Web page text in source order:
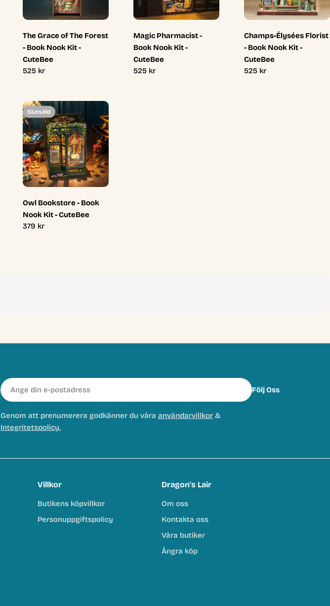
The Grace of The Forest
- Book Nook Kit -
CuteBee
Ordinarie
525 kr
Magic Pharmacist -
Book Nook Kit -
CuteBee
Ordinarie
525 kr
Champs-Élysées Florist
- Book Nook Kit -
CuteBee
Ordinarie
525 kr
Slutsåld
Owl Bookstore - Book
Nook Kit - CuteBee
Ordinarie
379 kr
E-
post
Följ Oss
Genom att prenumerera godkänner du våra användarvillkor &
Integritetspolicy.
Villkor
Butikens köpvillkor
Personuppgiftspolicy
Dragon's Lair
Om oss
Kontakta oss
Våra butiker
Ångra köp